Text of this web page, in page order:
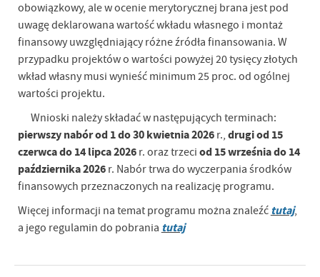
obowiązkowy, ale w ocenie merytorycznej brana jest pod
uwagę deklarowana wartość wkładu własnego i montaż
finansowy uwzględniający różne źródła finansowania. W
przypadku projektów o wartości powyżej 20 tysięcy złotych
wkład własny musi wynieść minimum 25 proc. od ogólnej
wartości projektu.
Wnioski należy składać w następujących terminach:
pierwszy nabór od 1 do 30 kwietnia 2026r., drugi od 15
czerwca do 14 lipca 2026r. oraz trzeci od 15 września do 14
października 2026r. Nabór trwa do wyczerpania środków
finansowych przeznaczonych na realizację programu.
Więcej informacji na temat programu można znaleźć tutaj,
a jego regulamin do pobrania tutaj